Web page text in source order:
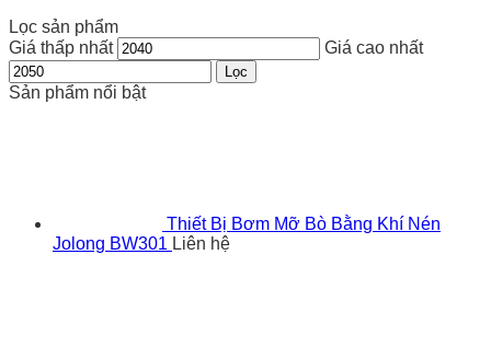
Lọc sản phẩm
Giá thấp nhất
Giá cao nhất
Lọc
Sản phẩm nổi bật
Thiết Bị Bơm Mỡ Bò Bằng Khí Nén
Jolong BW301 Liên hệ